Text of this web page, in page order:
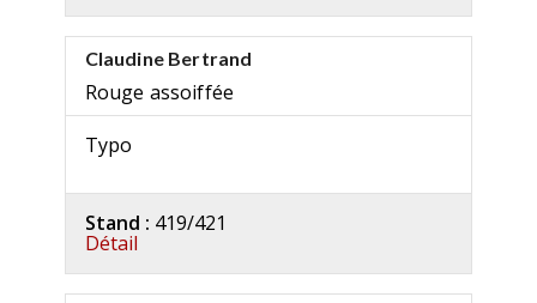
Claudine Bertrand
Rouge assoiffée
Typo
Stand : 419/421
Détail